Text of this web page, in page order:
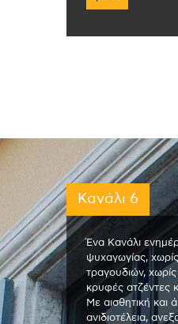
Κανάλι 6
Ένα Κανάλι
ψυχαγωγίας,
τραγουδιών,
κρυφές ατζέντες
Με αισθητική και
ανιδιοτέλεια,